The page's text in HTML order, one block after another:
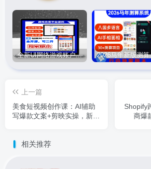
全新UI网络游戏账户交易平台系统 全开源版本
上一篇
美食短视频创作课：AI辅助
写爆款文案+剪映实操，新手
Shopify
商爆
相关推荐